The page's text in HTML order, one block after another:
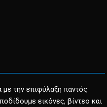
την επιφύλαξη παντός
εικόνες, βίντεο και